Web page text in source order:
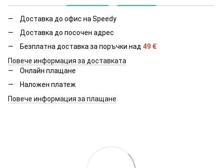
Доставка до офис на Speedy
Доставка до посочен адрес
Безплатна доставка за поръчки над 49 €
Повече информация за доставката
Онлайн плащане
Наложен платеж
Повече информация за плащане